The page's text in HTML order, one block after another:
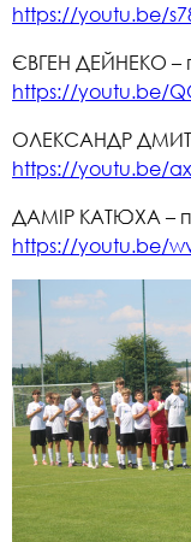
https://youtu.be/
ЄВГЕН ДЕЙНЕКО –
https://youtu.be/
ОЛЕКСАНДР
https://youtu.be/
ДАМІР КАТЮХА –
https://youtu.be/